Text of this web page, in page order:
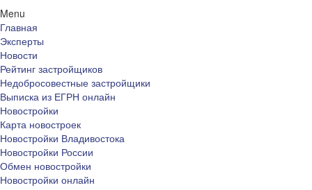
Menu
Главная
Эксперты
Новости
Рейтинг застройщиков
Недобросовестные застройщики
Выписка из ЕГРН онлайн
Новостройки
Карта новостроек
Новостройки Владивостока
Новостройки России
Обмен новостройки
Новостройки онлайн